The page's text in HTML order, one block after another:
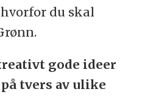
du skal
gode ideer
tvers av ulike